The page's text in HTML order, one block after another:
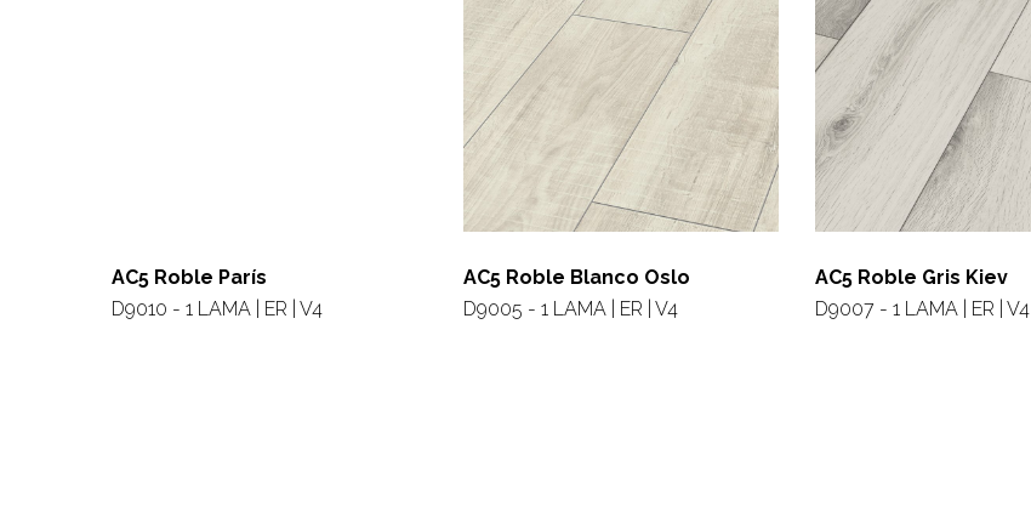
AC5 Roble París
D9010 - 1 LAMA | ER | V4
AC5 Roble Blanco Oslo
D9005 - 1 LAMA | ER | V4
AC5 Roble Gris Kiev
D9007 - 1 LAMA | ER | V4